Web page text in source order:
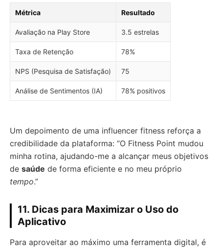
Métrica Resultado
Avaliação na Play Store 3.5 estrelas
Taxa de Retenção 78%
NPS (Pesquisa de Satisfação) 75
Análise de Sentimentos (IA) 78% positivos
Um depoimento de uma influencer fitness reforça a
credibilidade da plataforma: “O Fitness Point mudou
minha rotina, ajudando-me a alcançar meus objetivos
de saúde de forma eficiente e no meu próprio
tempo.”
11. Dicas para Maximizar o Uso do
Aplicativo
Para aproveitar ao máximo uma ferramenta digital, é